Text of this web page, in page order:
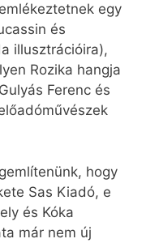
egy
és
illusztrációira),
Rozika hangja
Ferenc és
hogy
Sas Kiadó, e
és Kóka
már nem új